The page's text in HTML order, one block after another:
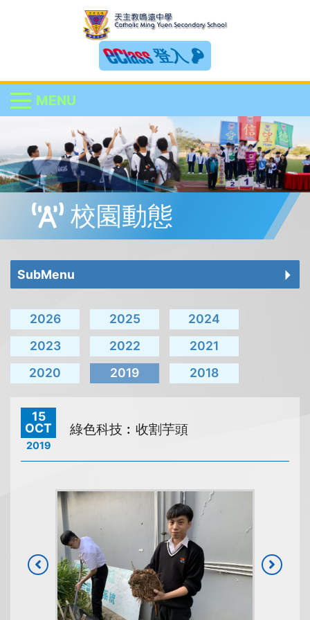
登入
MENU
校園動態
SubMenu
2026 2025
2024
2023
2022
2021
2020
2019 2018
15
OCT
2019
綠色科技︰收割芋頭